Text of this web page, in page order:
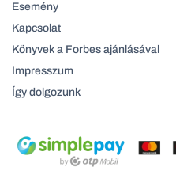
Esemény
Kapcsolat
Könyvek a Forbes ajánlásával
Impresszum
Így dolgozunk